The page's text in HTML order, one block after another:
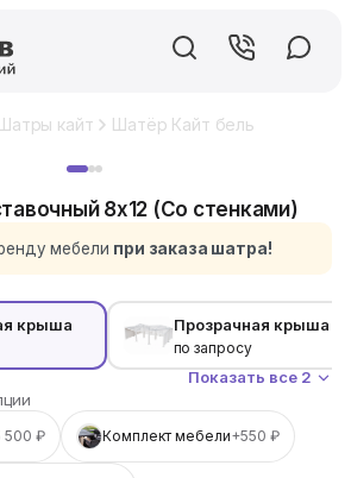
кайт Шатёр Кайт белый
8x12 (Со стенками)
мебели при заказа шатра!
крыша Прозрачная крыша
по запросу
Показать все 2
500 ₽ Комплект мебели+550 ₽